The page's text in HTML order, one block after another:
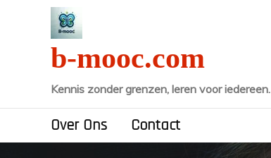
b-mooc.com
Kennis zonder grenzen, leren voor iedereen.
Over Ons Contact